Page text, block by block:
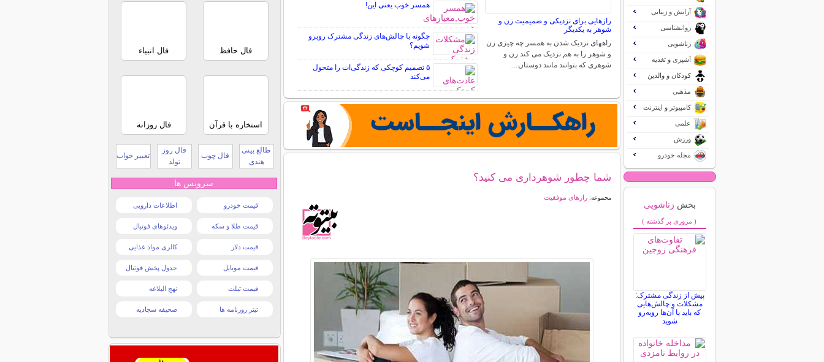
رازهایی برای نزدیکی و صمیمیت زن و
شوهر به یکدیگر
راههای نزدیک شدن به همسر چه چیزی زن
و شوهر را به هم نزدیک می کند زن و
شوهری که بتوانند مانند دوستان…
همسر خوب یعنی این!
چگونه با چالش‌های زندگی مشترک روبرو
شویم؟
۵ تصمیم کوچکی که زندگی‌ات را متحول
می‌کند
شما چطور شوهرداری می کنید؟
مجموعه:رازهای موفقیت
آرایش و زیبایی
روانشناسی
زناشویی
آشپزی و تغذیه
کودکان و والدین
مذهبی
کامپیوتر و اینترنت
علمی
ورزش
مجله خودرو
بخش زناشویی
( مروری بر گذشته )
پیش از زندگی مشترک:
مشکلات و چالش‌هایی
که باید با آن‌ها روبه‌رو
شوید
فال حافظ فال انبیاء
استخاره با قرآن فال روزانه
طالع بینی
هندی
فال چوب
فال روز
تولد
تعبیر خواب
سرویس ها
قیمت خودرو اطلاعات دارویی
قیمت طلا و سکه ویدئوهای فوتبال
قیمت دلار کالری مواد غذایی
قیمت موبایل جدول پخش فوتبال
قیمت تبلت نهج البلاغه
تیتر روزنامه ها صحیفه سجادیه